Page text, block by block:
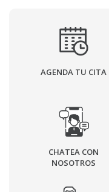
AGENDA TU CITA
CHATEA CON
NOSOTROS